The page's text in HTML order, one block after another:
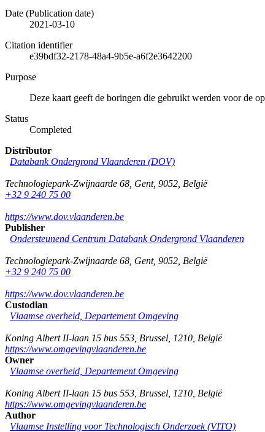
Date (Publication date)
2021-03-10
Citation identifier
e39bdf32-2178-48a4-9b5e-a6f2e3642200
Purpose
Deze kaart geeft de boringen die gebruikt werden voor de
Status
Completed
Distributor
Databank Ondergrond Vlaanderen (DOV)
Technologiepark-Zwijnaarde 68 Gent, 9052 België
+32 9 240 75 00
https://www.dov.vlaanderen.be
Publisher
Ondersteunend Centrum Databank Ondergrond Vlaanderen
Technologiepark-Zwijnaarde 68 Gent, 9052 België
+32 9 240 75 00
https://www.dov.vlaanderen.be
Custodian
Vlaamse overheid, Departement Omgeving
Koning Albert II-laan 15 bus 553 Brussel 1210 België
https://www.omgevingvlaanderen.be
Owner
Vlaamse overheid, Departement Omgeving
Koning Albert II-laan 15 bus 553 Brussel 1210 België
https://www.omgevingvlaanderen.be
Author
Vlaamse Instelling voor Technologisch Onderzoek (VITO)